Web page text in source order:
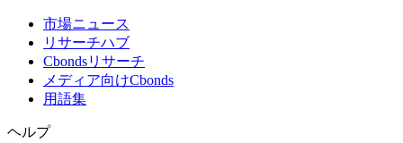
市場ニュース
リサーチハブ
Cbondsリサーチ
メディア向けCbonds
用語集
ヘルプ